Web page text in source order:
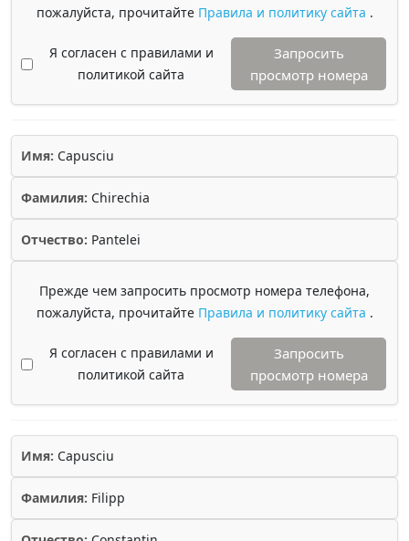
пожалуйста, прочитайте Правила и политику сайта .
Я согласен с правилами и
политикой сайта
Запросить
просмотр номера
Имя: Capusciu
Фамилия: Chirechia
Отчество: Pantelei
Прежде чем запросить просмотр номера телефона,
пожалуйста, прочитайте Правила и политику сайта .
Я согласен с правилами и
политикой сайта
Запросить
просмотр номера
Имя: Capusciu
Фамилия: Filipp